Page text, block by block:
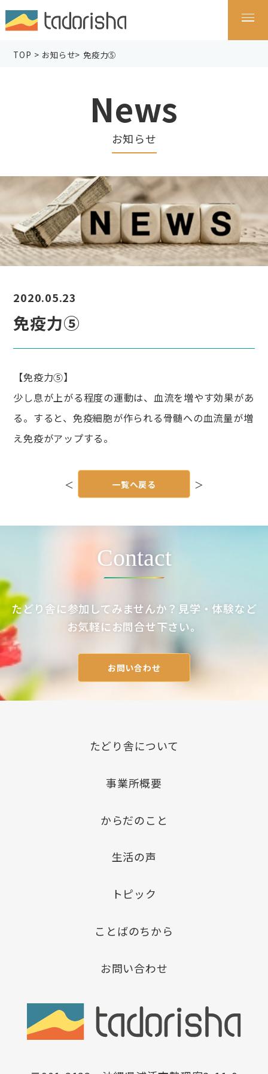
TOP > お知らせ> 免疫力⑤
News
お知らせ
免疫力⑤
2020.05.23
【免疫力⑤】
少し息が上がる程度の運動は、血流を増やす効果があ
る。すると、免疫細胞が作られる骨髄への血流量が増
え免疫がアップする。
シ
＜ ＞
一覧へ戻る
Contact
たどり舎に参加してみませんか？見学・体験など
お気軽にお問合せ下さい。
お問い合わせ
たどり舎について
事業所概要
からだのこと
生活の声
トピック
ことばのちから
お問い合わせ